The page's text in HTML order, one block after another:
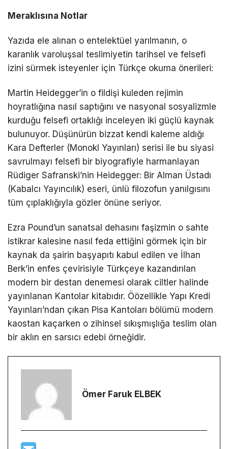
Meraklısına Notlar
Yazıda ele alınan o entelektüel yarılmanın, o
karanlık varoluşsal teslimiyetin tarihsel ve felsefi
izini sürmek isteyenler için Türkçe okuma önerileri:
Martin Heidegger’in o fildişi kuleden rejimin
hoyratlığına nasıl saptığını ve nasyonal sosyalizmle
kurduğu felsefi ortaklığı inceleyen iki güçlü kaynak
bulunuyor. Düşünürün bizzat kendi kaleme aldığı
Kara Defterler (Monokl Yayınları) serisi ile bu siyasi
savrulmayı felsefi bir biyografiyle harmanlayan
Rüdiger Safranski’nin Heidegger: Bir Alman Üstadı
(Kabalcı Yayıncılık) eseri, ünlü filozofun yanılgısını
tüm çıplaklığıyla gözler önüne seriyor.
Ezra Pound’un sanatsal dehasını faşizmin o sahte
istikrar kalesine nasıl feda ettiğini görmek için bir
kaynak da şairin başyapıtı kabul edilen ve İlhan
Berk’in enfes çevirisiyle Türkçeye kazandırılan
modern bir destan denemesi olarak ciltler halinde
yayınlanan Kantolar kitabıdır. Öözellikle Yapı Kredi
Yayınları’ndan çıkan Pisa Kantoları bölümü modern
kaostan kaçarken o zihinsel sıkışmışlığa teslim olan
bir aklın en sarsıcı edebi örneğidir.
Ömer Faruk ELBEK